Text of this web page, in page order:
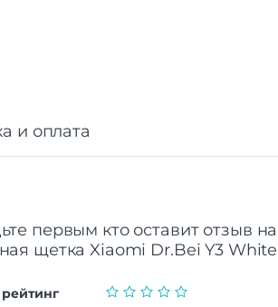
и оплата
первым кто оставит отзыв
щетка Xiaomi Dr.Bei Y3